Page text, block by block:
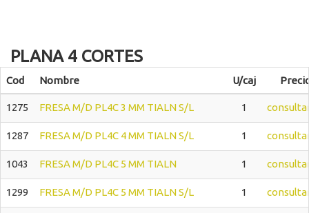
PLANA 4 CORTES
Cod Nombre U/caj
1275 FRESA M/D PL4C 3 MM TIALN S/L 1
1287 FRESA M/D PL4C 4 MM TIALN S/L 1
1043 FRESA M/D PL4C 5 MM TIALN 1
1299 FRESA M/D PL4C 5 MM TIALN S/L 1